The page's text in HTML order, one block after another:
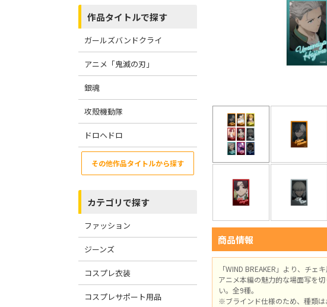
作品タイトルで探す
ガールズバンドクライ
アニメ「鬼滅の刃」
銀魂
攻殻機動隊
ドロヘドロ
その他作品タイトルから探す
カテゴリで探す
ファッション
ジーンズ
コスプレ衣装
コスプレサポート用品
商品情報
「WIND BREAKER」より、チェ
アニメ本編の魅力的な場面写を
い。全9種。
※ブラインド仕様のため、種類は